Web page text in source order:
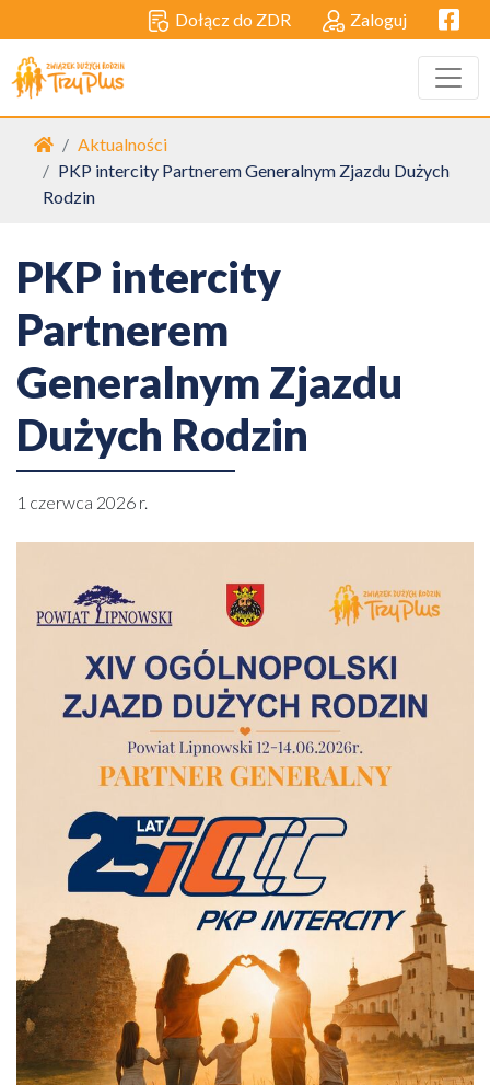
Dołącz do ZDR Zaloguj
Strona główna
Aktualności
PKP intercity Partnerem Generalnym Zjazdu Dużych
Rodzin
PKP intercity
Partnerem
Generalnym Zjazdu
Dużych Rodzin
1 czerwca 2026 r.